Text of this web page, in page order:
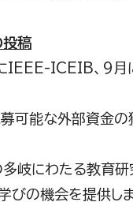
投稿
IEEE-ICEIB、 9 月
可能な外部資金の
岐にわたる教育研
びの機会を提供しま